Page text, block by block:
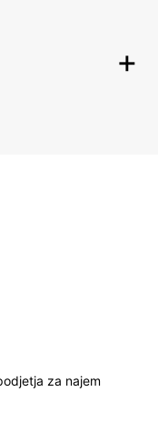
za najem